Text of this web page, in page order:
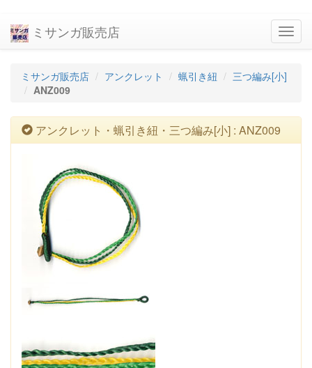
ミサンガ販売店
ミサンガ販売店 アンクレット 蝋引き紐
三つ編み[小]
ANZ009
アンクレット・蝋引き紐・三つ編み[小] : ANZ009